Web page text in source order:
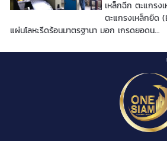
เหล็กฉีก ตะแกรง
ตะแกรงเหล็กยืด
แผ่นโลหะรีดร้อนมาตรฐานา มอก เกรดยอดน...